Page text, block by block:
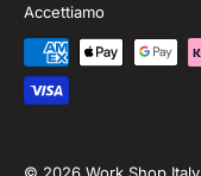
Accettiamo